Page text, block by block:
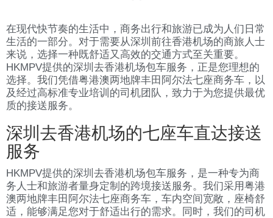
在现代快节奏的生活中，商务出行和旅游已成为人们日常
生活的一部分。对于需要从深圳前往香港机场的商旅人士
来说，选择一种既舒适又高效的交通方式至关重要。
HKMPV提供的深圳去香港机场包车服务，正是您理想的
选择。我们凭借粤港澳两地牌丰田阿尔法七座商务车，以
及经过高标准专业培训的司机团队，致力于为您提供最优
质的接送服务。
深圳去香港机场的七座车直达接送
服务
HKMPV提供的深圳去香港机场包车服务，是一种专为商
务人士和旅游者量身定制的跨境接送服务。我们采用粤港
澳两地牌丰田阿尔法七座商务车，车内空间宽敞，座椅舒
适，能够满足您对于舒适出行的需求。同时，我们的司机